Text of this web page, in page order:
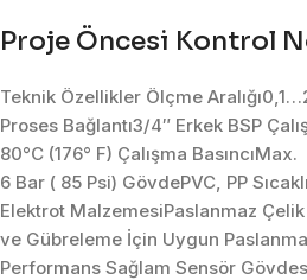
Proje Öncesi Kontrol
Teknik Özellikler Ölçme
Proses Bağlantı3/4″ Erkek BSP
80°C (176° F) Çalışma BasıncıMax.
6 Bar ( 85 Psi) GövdePVC, PP
Elektrot MalzemesiPaslanmaz Çelik
ve Gübreleme İçin Uygun
Performans Sağlam Sensör